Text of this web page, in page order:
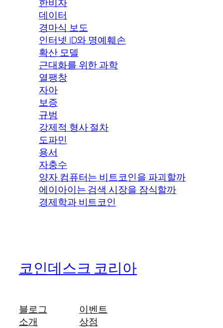
데이터
경마식 보도
인터넷 ID와 명예훼손
확산 모델
근대화를 위한 과학
열팽창
자아
보증
규범
강제적 형사 절차
도파민
용서
자충수
양자 컴퓨터는 비트코인을 파괴할까
에이아이는 검색 시장을 잠식할까
경제학과 비트코인
코인데스크 코리아
블로그
소개
이벤트
상점